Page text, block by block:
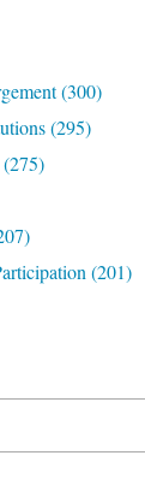
(300)
(295)
(275)
(201)